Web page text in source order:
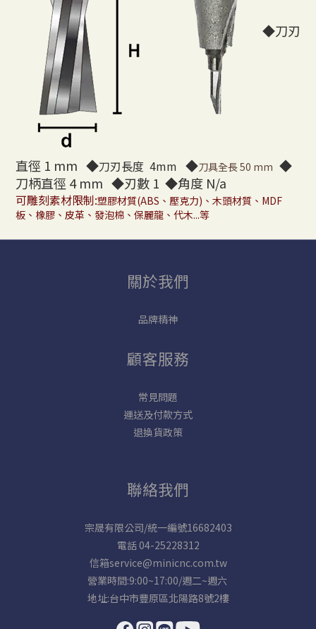
◆刀刃
直徑 1 mm ◆刀刃長度 4mm ◆刀具全長 50 mm ◆
刀柄直徑 4 mm ◆刃數 1 ◆角度 N/a
可雕刻素材限制:塑膠材質(ABS、壓克力)、木頭材質、MDF
板、橡膠、皮革、發泡棉、保麗龍、代木...等
關於我們
品牌精神
顧客服務
常見問題
運送及付款方式
退換貨政策
聯絡我們
宗晟有限公司/統一編號16682403
電話 04-25228312
信箱service@minicnc.com.tw
營業時間:9:00~17:00/週二~週六
地址:台中市豐原區北陽路8號2樓